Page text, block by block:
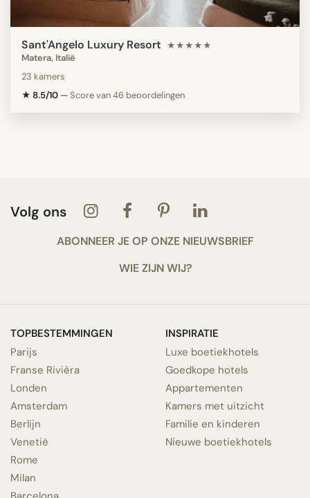
Sant'Angelo Luxury Resort ★★★★★
Matera, Italië
23 kamers
★ 8.5/10 —Score van 46 beoordelingen
Volg ons
ABONNEER JE OP ONZE NIEUWSBRIEF
WIE ZIJN WIJ?
TOPBESTEMMINGEN
Parijs
Franse Rivièra
Londen
Amsterdam
Berlijn
Venetië
Rome
Milan
INSPIRATIE
Luxe boetiekhotels
Goedkope hotels
Appartementen
Kamers met uitzicht
Familie en kinderen
Nieuwe boetiekhotels